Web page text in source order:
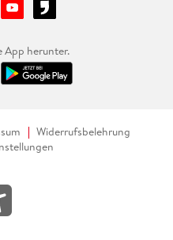
App herunter.
Widerrufsbelehrung